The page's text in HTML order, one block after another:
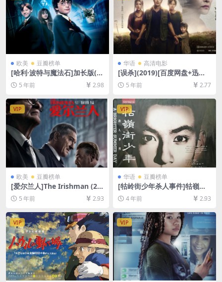
欧美 豆瓣榜单
[哈利·波特与魔法石]加长版(2
001)[百度网盘+迅雷云盘资源
1080P超清未删减][MP4/10G
B][中英字幕]
5 年前 2.98
华语 高清电影
[误杀](2019)[百度网盘+迅雷
云盘资源1080P超清未删减]
[MP4/7.4GB][原声中字]
5 年前 2.77
VIP
欧美 豆瓣榜单
[爱尔兰人]The Irishman (20
19)完整版[百度网盘+夸克网盘
+迅雷云盘资源1080P超清未
5 年前 2.93
VIP
华语 豆瓣榜单
[牯岭街少年杀人事件]牯嶺街
少年殺人事件 (1991)[百度网
盘+迅雷云盘资源1080P超清
幕]
4 年前 2.93
VIP VIP